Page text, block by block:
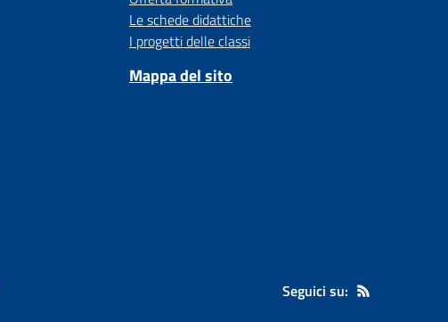
Le schede didattiche
I progetti delle classi
Mappa del sito
Seguici su: